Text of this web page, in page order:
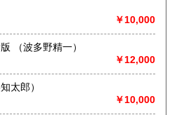
科学、自然科学、美術工芸、国
近代文献、趣味、外国書、サブ
￥10,000
波多野精一全集 全6冊 新版 （波多野精一）
￥12,000
田中美知太郎）
￥10,000